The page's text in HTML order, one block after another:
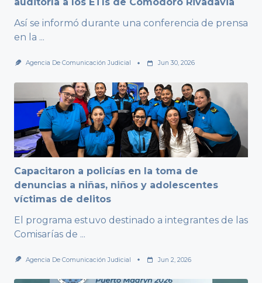
Así se informó durante una conferencia de prensa
en la ...
Agencia De Comunicación Judicial Jun 30, 2026
Capacitaron a policías en la toma de
denuncias a niñas, niños y adolescentes
víctimas de delitos
El programa estuvo destinado a integrantes de las
Comisarías de ...
Agencia De Comunicación Judicial Jun 2, 2026